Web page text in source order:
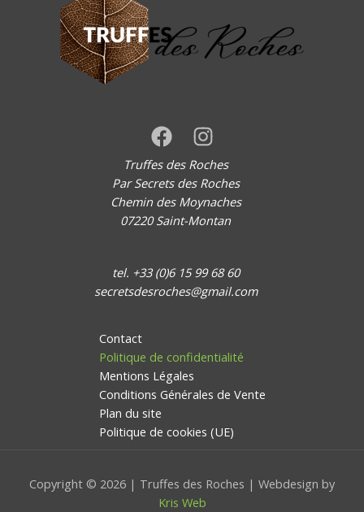
Truffes des Roches
Par Secrets des Roches
Chemin des Moynaches
07220 Saint-Montan
tel. +33 (0)6 15 99 68 60
secretsdesroches@gmail.com
Contact
Politique de confidentialité
Mentions Légales
Conditions Générales de Vente
Plan du site
Politique de cookies (UE)
Copyright © 2026 | Truffes des Roches | Webdesign by
Kris Web